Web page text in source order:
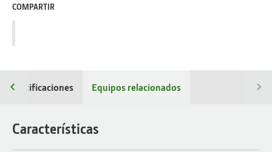
COMPARTIR
Especificaciones Equipos relacionados
Características